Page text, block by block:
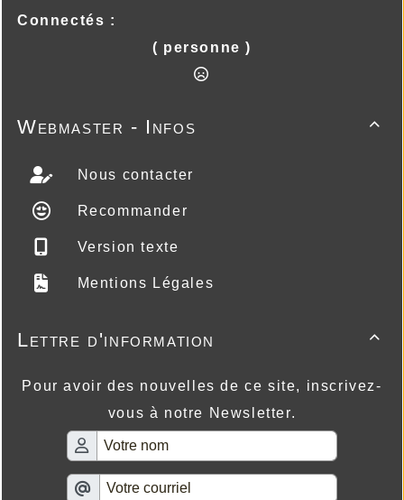
Connectés :
( personne )

Webmaster - Infos
Nous contacter
Recommander
Version texte
Mentions Légales

Lettre d'information
Pour avoir des nouvelles de ce site, inscrivez-
vous à notre Newsletter.